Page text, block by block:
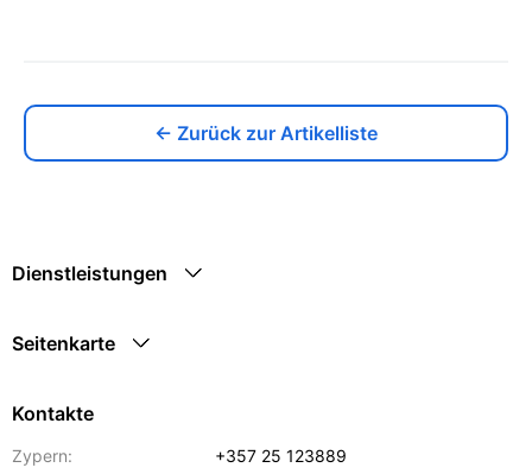
← Zurück zur Artikelliste
Dienstleistungen
Seitenkarte
Kontakte
Zypern:
+357 25 123889